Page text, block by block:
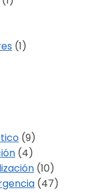
(1)
(9)
(4)
(10)
(47)